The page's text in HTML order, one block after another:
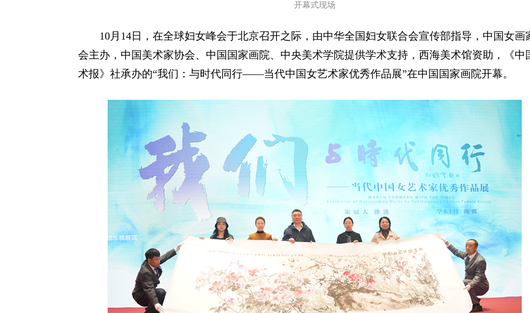
开幕式现场
10月14日，在全球妇女峰会于北京召开之际，由中华全国妇女联合会宣传部指导，中国女画
会主办，中国美术家协会、中国国家画院、中央美术学院提供学术支持，西海美术馆资助，《中
术报》社承办的“我们：与时代同行——当代中国女艺术家优秀作品展”在中国国家画院开幕。